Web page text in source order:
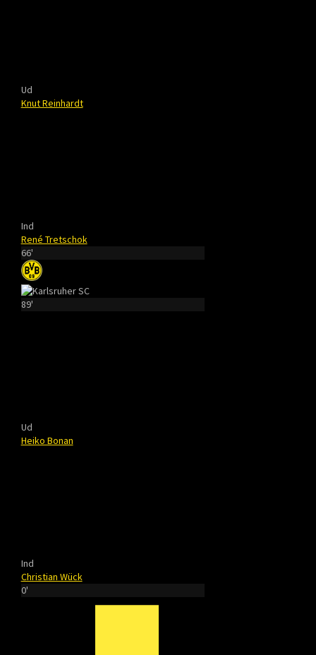
Ud
Knut Reinhardt
Ind
René Tretschok
66'
89'
Ud
Heiko Bonan
Ind
Christian Wück
0'